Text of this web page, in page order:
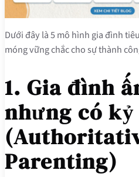
Dưới đây là 5 mô hình gia đình
móng vững chắc cho sự thành
1. Gia đình
nhưng có
Parenting)